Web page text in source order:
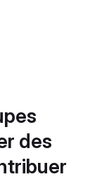
des